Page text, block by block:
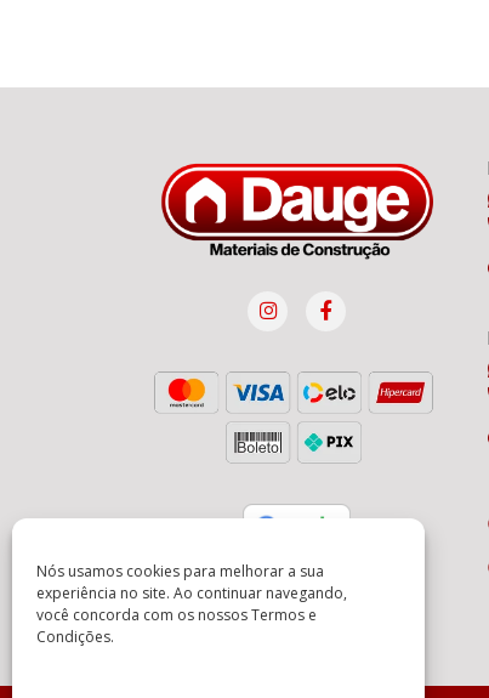
Nós usamos cookies para melhorar a sua
experiência no site. Ao continuar navegando,
você concorda com os nossosTermos e
Condições.